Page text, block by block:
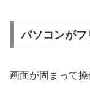
パソコンがフ
画面が固まって操